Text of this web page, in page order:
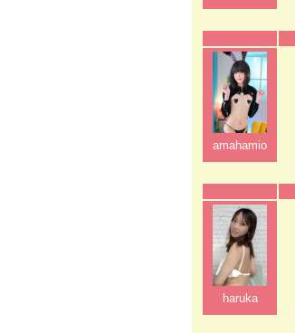
amahamio
haruka